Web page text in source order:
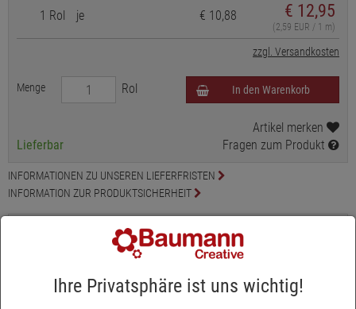
1 Rol je € 10,88 € 12,95
(2,59 EUR / 1 m)
zzgl. Versandkosten
Menge Rol In den Warenkorb
Lieferbar
Artikel merken
Fragen zum Produkt
INFORMATIONEN ZU UNSEREN LIEFERFRISTEN
INFORMATION ZUR PRODUKTSICHERHEIT
Produktbeschreibung
Das Sizolace Rose ist ein Tischband mit Spitzenstruktur und
romantischen Rosen. Es ist eine dekoratives Tischband, das sich
toll kombinieren lässt und das florale Blumenmuster bietet sich
Ihre Privatsphäre ist uns wichtig!